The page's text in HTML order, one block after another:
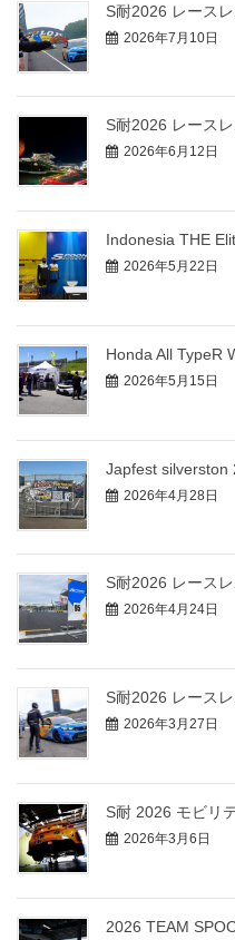
S耐2026 レース
2026年7月10日
S耐2026 レース
2026年6月12日
Indonesia THE
2026年5月22日
Honda All TypeR
2026年5月15日
Japfest silverston
2026年4月28日
S耐2026 レース
2026年4月24日
S耐2026 レース
2026年3月27日
S耐 2026 モビリ
2026年3月6日
2026 TEAM